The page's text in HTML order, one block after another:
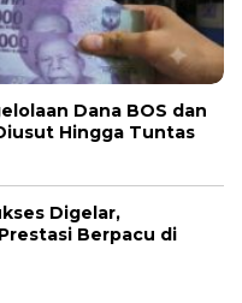
Dana BOS dan
Hingga Tuntas
Digelar,
Berpacu di